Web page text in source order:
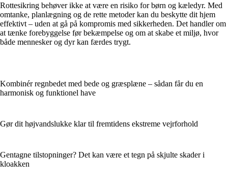
Rottesikring behøver ikke at være en risiko for børn og kæledyr. Med
omtanke, planlægning og de rette metoder kan du beskytte dit hjem
effektivt – uden at gå på kompromis med sikkerheden. Det handler om
at tænke forebyggelse før bekæmpelse og om at skabe et miljø, hvor
både mennesker og dyr kan færdes trygt.
Kombinér regnbedet med bede og græsplæne – sådan får du en
harmonisk og funktionel have
Gør dit højvandslukke klar til fremtidens ekstreme vejrforhold
Gentagne tilstopninger? Det kan være et tegn på skjulte skader i
kloakken